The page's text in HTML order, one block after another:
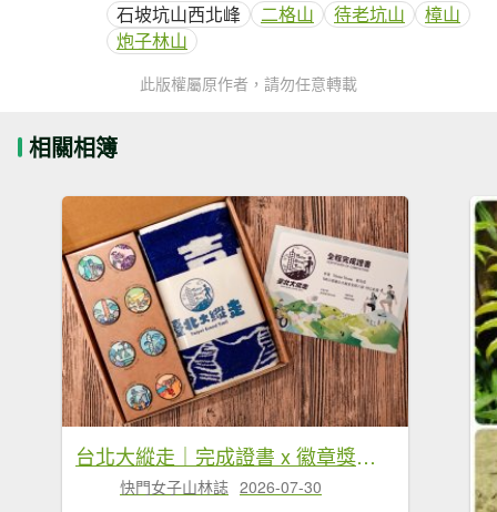
石坡坑山西北峰
二格山 待老坑山
樟山
炮子林山
此版權屬原作者，請勿任意轉載
相關相簿
台北大縱走｜完成證書 x 徽章獎品 x 路線全攻略
快門女子山林誌 2026-07-30